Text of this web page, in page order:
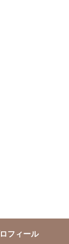
フィール